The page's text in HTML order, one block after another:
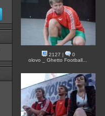
2127 |
0
olovo _ Ghetto Football...